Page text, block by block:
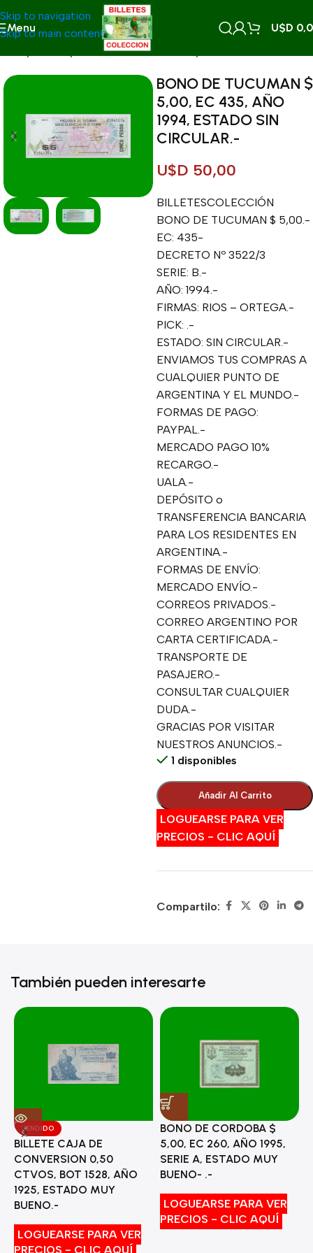
Skip to navigation
Skip to main content
Menu U$D
BONOS PROVINCIALES
BONO DE TUCUMAN $
5,00, EC 435, AÑO
1994, ESTADO SIN
CIRCULAR.-
U$D 50,00
BILLETESCOLECCIÓN
BONO DE TUCUMAN $ 5,00.-
EC: 435-
DECRETO Nº 3522/3
SERIE: B.-
AÑO: 1994.-
FIRMAS: RIOS – ORTEGA.-
PICK: .-
ESTADO: SIN CIRCULAR.-
ENVIAMOS TUS COMPRAS A
CUALQUIER PUNTO DE
ARGENTINA Y EL MUNDO.-
FORMAS DE PAGO:
PAYPAL.-
MERCADO PAGO 10%
RECARGO.-
UALA.-
DEPÓSITO o
TRANSFERENCIA BANCARIA
PARA LOS RESIDENTES EN
ARGENTINA.-
FORMAS DE ENVÍO:
MERCADO ENVÍO.-
CORREOS PRIVADOS.-
CORREO ARGENTINO POR
CARTA CERTIFICADA.-
TRANSPORTE DE
PASAJERO.-
CONSULTAR CUALQUIER
DUDA.-
GRACIAS POR VISITAR
NUESTROS ANUNCIOS.-
1 disponibles
Añadir Al Carrito
LOGUEARSE PARA VER
PRECIOS - CLIC AQUÍ
Compartilo:
También pueden interesarte
VENDIDO
BILLETE CAJA DE
CONVERSION 0,50
CTVOS, BOT 1528, AÑO
1925, ESTADO MUY
BUENO.-
LOGUEARSE PARA VER
PRECIOS - CLIC AQUÍ
BONO DE CORDOBA $
5,00, EC 260, AÑO 1995,
SERIE A, ESTADO MUY
BUENO- .-
LOGUEARSE PARA VER
PRECIOS - CLIC AQUÍ